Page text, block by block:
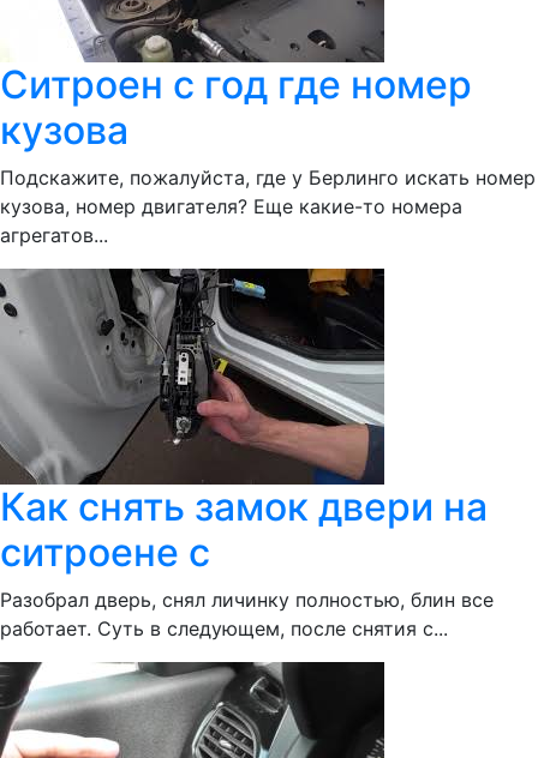
Ситроен с год где номер
кузова
Подскажите, пожалуйста, где у Берлинго искать номер
кузова, номер двигателя? Еще какие-то номера
агрегатов...
Как снять замок двери на
ситроене с
Разобрал дверь, снял личинку полностью, блин все
работает. Суть в следующем, после снятия с...